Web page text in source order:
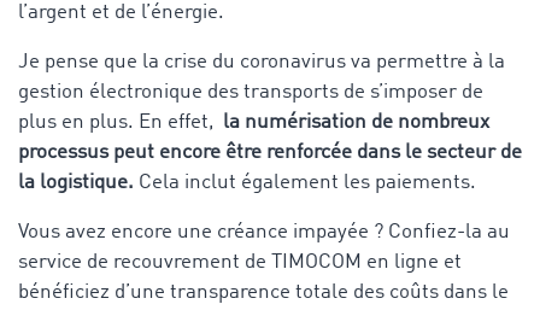
l’argent et de l’énergie.
Je pense que la crise du coronavirus va permettre à la
gestion électronique des transports de s’imposer de
plus en plus. En effet, la numérisation de nombreux
processus peut encore être renforcée dans le secteur de
la logistique. Cela inclut également les paiements.
Vous avez encore une créance impayée ? Confiez-la au
service de recouvrement de TIMOCOM en ligne et
bénéficiez d’une transparence totale des coûts dans le